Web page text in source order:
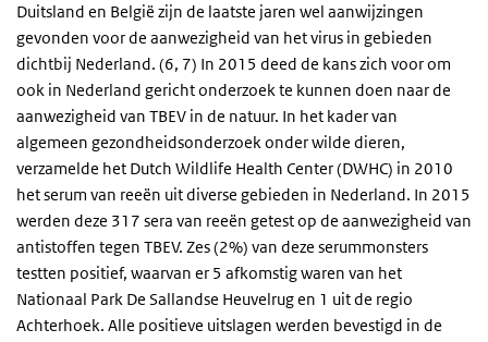
Duitsland en België zijn de laatste jaren wel aanwijzingen
gevonden voor de aanwezigheid van het virus in gebieden
dichtbij Nederland. (6, 7) In 2015 deed de kans zich voor om
ook in Nederland gericht onderzoek te kunnen doen naar de
aanwezigheid van TBEV in de natuur. In het kader van
algemeen gezondheidsonderzoek onder wilde dieren,
verzamelde het Dutch Wildlife Health Center (DWHC) in 2010
het serum van reeën uit diverse gebieden in Nederland. In 2015
werden deze 317 sera van reeën getest op de aanwezigheid van
antistoffen tegen TBEV. Zes (2%) van deze serummonsters
testten positief, waarvan er 5 afkomstig waren van het
Nationaal Park De Sallandse Heuvelrug en 1 uit de regio
Achterhoek. Alle positieve uitslagen werden bevestigd in de